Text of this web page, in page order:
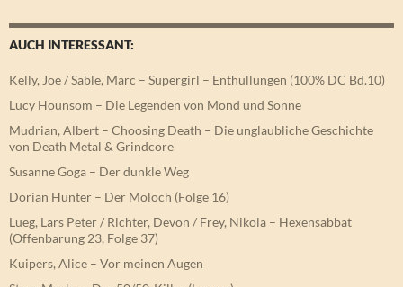
AUCH INTERESSANT:
Kelly, Joe / Sable, Marc – Supergirl – Enthüllungen (100% DC Bd.10)
Lucy Hounsom – Die Legenden von Mond und Sonne
Mudrian, Albert – Choosing Death – Die unglaubliche Geschichte
von Death Metal & Grindcore
Susanne Goga – Der dunkle Weg
Dorian Hunter – Der Moloch (Folge 16)
Lueg, Lars Peter / Richter, Devon / Frey, Nikola – Hexensabbat
(Offenbarung 23, Folge 37)
Kuipers, Alice – Vor meinen Augen